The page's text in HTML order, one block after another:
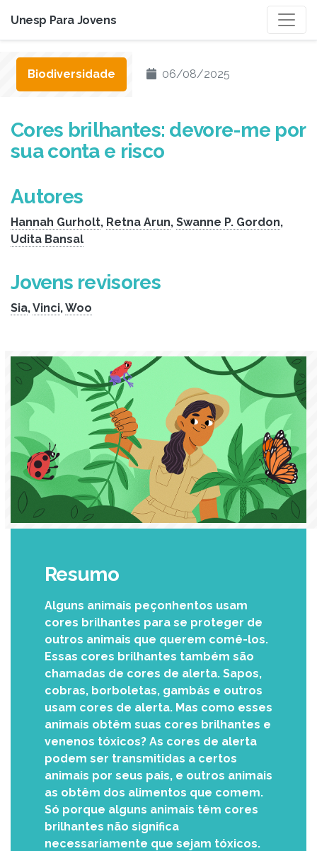
Unesp Para Jovens
Biodiversidade 06/08/2025
Cores brilhantes: devore-me por
sua conta e risco
Autores
Hannah Gurholt, Retna Arun, Swanne P. Gordon,
Udita Bansal
Jovens revisores
Sia,Vinci,Woo
Resumo
Alguns animais peçonhentos usam
cores brilhantes para se proteger de
outros animais que querem comê-los.
Essas cores brilhantes também são
chamadas de cores de alerta. Sapos,
cobras, borboletas, gambás e outros
usam cores de alerta. Mas como esses
animais obtêm suas cores brilhantes e
venenos tóxicos? As cores de alerta
podem ser transmitidas a certos
animais por seus pais, e outros animais
as obtêm dos alimentos que comem.
Só porque alguns animais têm cores
brilhantes não significa
necessariamente que sejam tóxicos.